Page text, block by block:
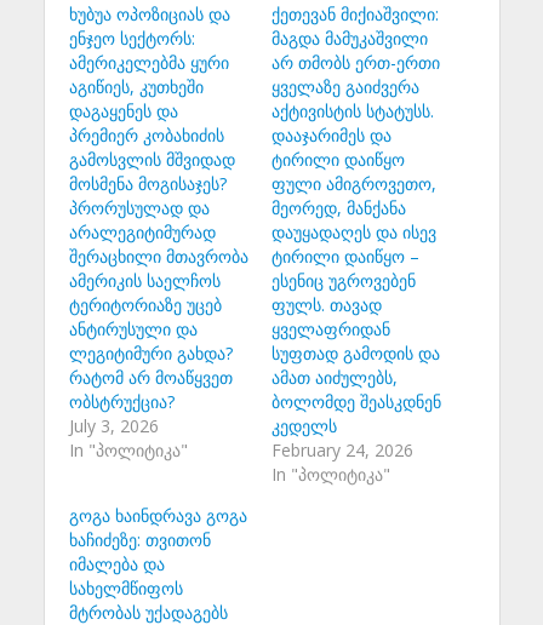
ხუბუა ოპოზიციას და
ენჯეო სექტორს:
ამერიკელებმა ყური
აგიწიეს, კუთხეში
დაგაყენეს და
პრემიერ კობახიძის
გამოსვლის მშვიდად
მოსმენა მოგისაჯეს?
პრორუსულად და
არალეგიტიმურად
შერაცხილი მთავრობა
ამერიკის საელჩოს
ტერიტორიაზე უცებ
ანტირუსული და
ლეგიტიმური გახდა?
რატომ არ მოაწყვეთ
ობსტრუქცია?
July 3, 2026
In "პოლიტიკა"
ქეთევან მიქიაშვილი:
მაგდა მამუკაშვილი
არ თმობს ერთ-ერთი
ყველაზე გაიძვერა
აქტივისტის სტატუსს.
დააჯარიმეს და
ტირილი დაიწყო
ფული ამიგროვეთო,
მეორედ, მანქანა
დაუყადაღეს და ისევ
ტირილი დაიწყო –
ესენიც უგროვებენ
ფულს. თავად
ყველაფრიდან
სუფთად გამოდის და
ამათ აიძულებს,
ბოლომდე შეასკდნენ
კედელს
February 24, 2026
In "პოლიტიკა"
გოგა ხაინდრავა გოგა
ხაჩიძეზე: თვითონ
იმალება და
სახელმწიფოს
მტრობას უქადაგებს